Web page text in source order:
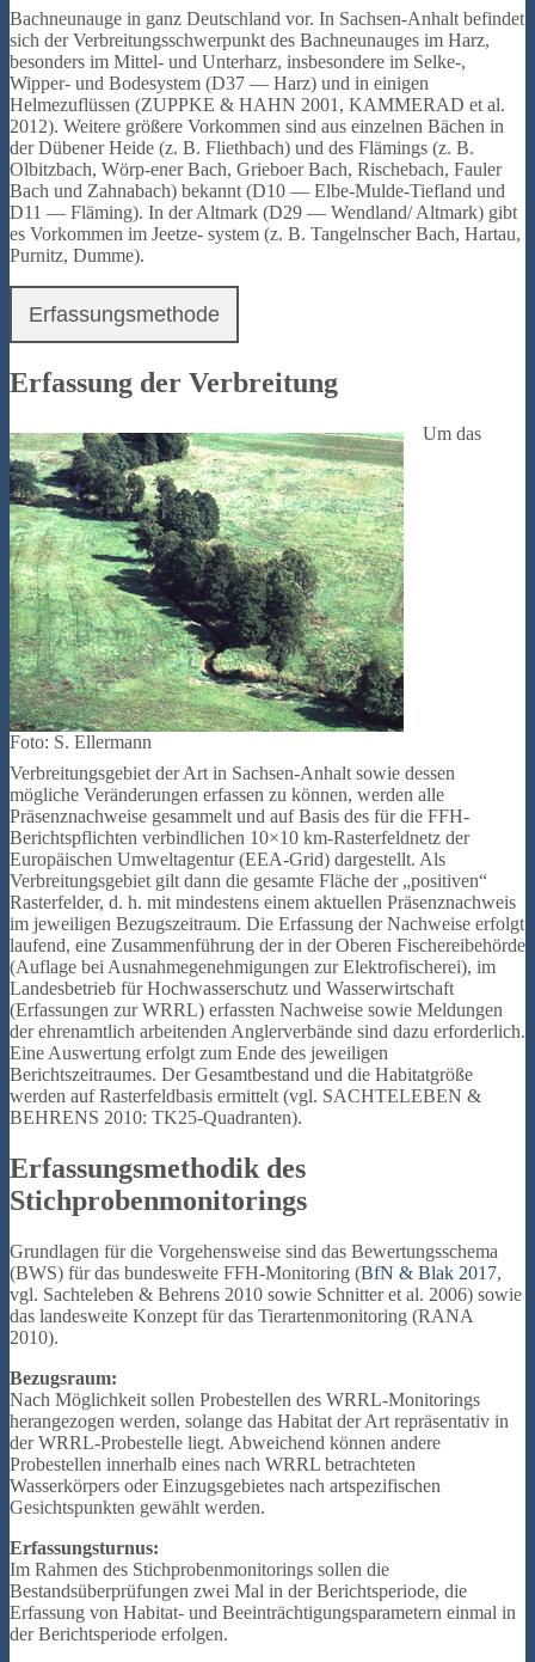
Bachneunauge in ganz Deutschland vor. In Sachsen-Anhalt befindet
sich der Verbreitungsschwerpunkt des Bachneunauges im Harz,
besonders im Mittel- und Unterharz, insbesondere im Selke-,
Wipper- und Bodesystem (D37 — Harz) und in einigen
Helmezuflüssen (ZUPPKE & HAHN 2001, KAMMERAD et al.
2012). Weitere größere Vorkommen sind aus einzelnen Bächen in
der Dübener Heide (z. B. Fliethbach) und des Flämings (z. B.
Olbitzbach, Wörp-ener Bach, Grieboer Bach, Rischebach, Fauler
Bach und Zahnabach) bekannt (D10 — Elbe-Mulde-Tiefland und
D11 — Fläming). In der Altmark (D29 — Wendland/ Altmark) gibt
es Vorkommen im Jeetze- system (z. B. Tangelnscher Bach, Hartau,
Purnitz, Dumme).
Erfassungsmethode
Erfassung der Verbreitung
Foto: S. Ellermann
Um das
Verbreitungsgebiet der Art in Sachsen-Anhalt sowie dessen
mögliche Veränderungen erfassen zu können, werden alle
Präsenznachweise gesammelt und auf Basis des für die FFH-
Berichtspflichten verbindlichen 10×10 km-Rasterfeldnetz der
Europäischen Umweltagentur (EEA-Grid) dargestellt. Als
Verbreitungsgebiet gilt dann die gesamte Fläche der „positiven“
Rasterfelder, d. h. mit mindestens einem aktuellen Präsenznachweis
im jeweiligen Bezugszeitraum. Die Erfassung der Nachweise erfolgt
laufend, eine Zusammenführung der in der Oberen Fischereibehörde
(Auflage bei Ausnahmegenehmigungen zur Elektrofischerei), im
Landesbetrieb für Hochwasserschutz und Wasserwirtschaft
(Erfassungen zur WRRL) erfassten Nachweise sowie Meldungen
der ehrenamtlich arbeitenden Anglerverbände sind dazu erforderlich.
Eine Auswertung erfolgt zum Ende des jeweiligen
Berichtszeitraumes. Der Gesamtbestand und die Habitatgröße
werden auf Rasterfeldbasis ermittelt (vgl. SACHTELEBEN &
BEHRENS 2010: TK25-Quadranten).
Erfassungsmethodik des
Stichprobenmonitorings
Grundlagen für die Vorgehensweise sind das Bewertungsschema
(BWS) für das bundesweite FFH-Monitoring (BfN & Blak 2017,
vgl. Sachteleben & Behrens 2010 sowie Schnitter et al. 2006) sowie
das landesweite Konzept für das Tierartenmonitoring (RANA
2010).
Bezugsraum:
Nach Möglichkeit sollen Probestellen des WRRL-Monitorings
herangezogen werden, solange das Habitat der Art repräsentativ in
der WRRL-Probestelle liegt. Abweichend können andere
Probestellen innerhalb eines nach WRRL betrachteten
Wasserkörpers oder Einzugsgebietes nach artspezifischen
Gesichtspunkten gewählt werden.
Erfassungsturnus:
Im Rahmen des Stichprobenmonitorings sollen die
Bestandsüberprüfungen zwei Mal in der Berichtsperiode, die
Erfassung von Habitat- und Beeinträchtigungsparametern einmal in
der Berichtsperiode erfolgen.